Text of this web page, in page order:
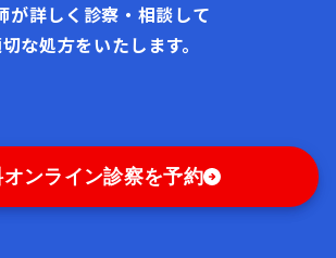
が詳しく診察・相談して
な処方をいたします。
ンライン診察を予約